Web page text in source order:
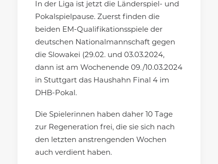
In der Liga ist jetzt die Länderspiel- und
Pokalspielpause. Zuerst finden die
beiden EM-Qualifikationsspiele der
deutschen Nationalmannschaft gegen
die Slowakei (29.02. und 03.03.2024,
dann ist am Wochenende 09./10.03.2024
in Stuttgart das Haushahn Final 4 im
DHB-Pokal.
Die Spielerinnen haben daher 10 Tage
zur Regeneration frei, die sie sich nach
den letzten anstrengenden Wochen
auch verdient haben.